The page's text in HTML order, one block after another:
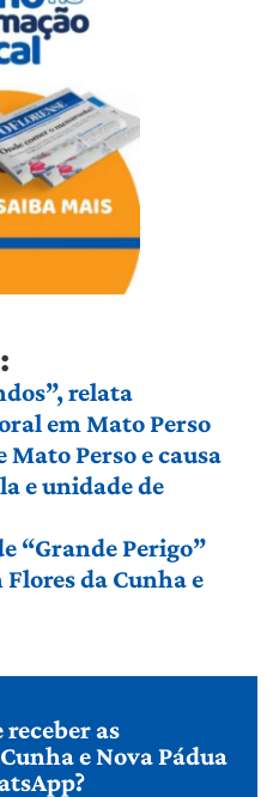
relata
em Mato Perso
Perso e causa
e unidade de
“Grande Perigo”
da Cunha e
receber as
e Nova Pádua